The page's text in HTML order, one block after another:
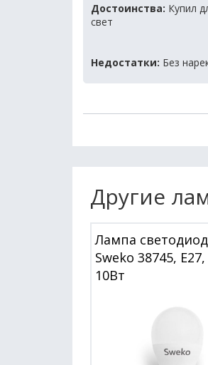
Достоинства: Купил
свет
Недостатки: Без
Другие
Лампа
Sweko 38745, E27,
10Вт